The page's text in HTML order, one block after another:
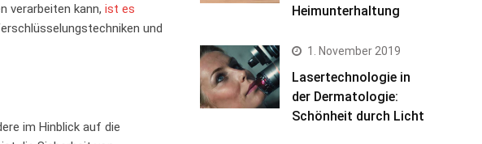
verarbeiten kann, ist es
und
im Hinblick auf die⁢
Heimunterhaltung
1. November 2019
Lasertechnologie in
der Dermatologie:
Schönheit durch Licht